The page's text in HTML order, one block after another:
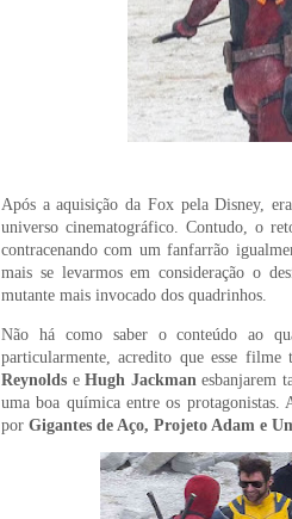
Após a aquisição da Fox pela Disney,
universo cinematográfico. Contudo, o
contracenando com um fanfarrão
mais se levarmos em consideração o
mutante mais invocado dos quadrinhos.
Não há como saber o conteúdo ao
particularmente, acredito que esse
Reynolds eHugh Jackmanesbanjarem
uma boa química entre os
por Gigantes de Aço, Projeto Adam e